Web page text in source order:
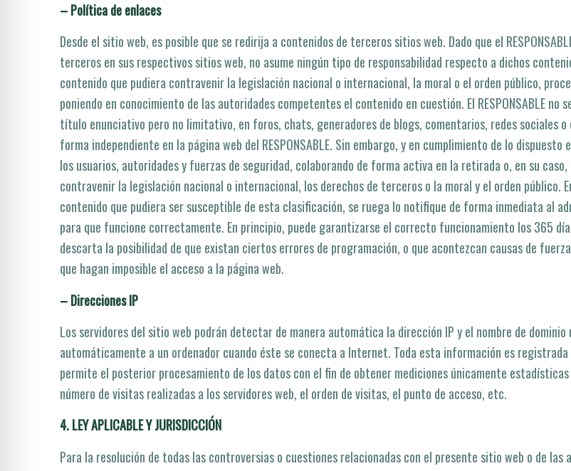
– Polí­tica de enlaces
Desde el sitio web, es posible que se redirija a contenidos de terceros sitios web. Dado que el
terceros en sus respectivos sitios web, no asume ningún tipo de responsabilidad respecto a dichos
contenido que pudiera contravenir la legislación nacional o internacional, la moral o el orden público,
poniendo en conocimiento de las autoridades competentes el contenido en cuestión. El RESPONSABLE
tí­tulo enunciativo pero no limitativo, en foros, chats, generadores de blogs, comentarios, redes sociales
forma independiente en la página web del RESPONSABLE. Sin embargo, y en cumplimiento de lo
los usuarios, autoridades y fuerzas de seguridad, colaborando de forma activa en la retirada o, en su
contravenir la legislación nacional o internacional, los derechos de terceros o la moral y el orden público.
contenido que pudiera ser susceptible de esta clasificación, se ruega lo notifique de forma inmediata al
para que funcione correctamente. En principio, puede garantizarse el correcto funcionamiento los 365
descarta la posibilidad de que existan ciertos errores de programación, o que acontezcan causas de
que hagan imposible el acceso a la página web.
– Direcciones IP
Los servidores del sitio web podrán detectar de manera automática la dirección IP y el nombre de
automáticamente a un ordenador cuando éste se conecta a Internet. Toda esta información es
permite el posterior procesamiento de los datos con el fin de obtener mediciones únicamente
número de visitas realizadas a los servidores web, el orden de visitas, el punto de acceso, etc.
4. LEY APLICABLE Y JURISDICCIÓN
Para la resolución de todas las controversias o cuestiones relacionadas con el presente sitio web o de